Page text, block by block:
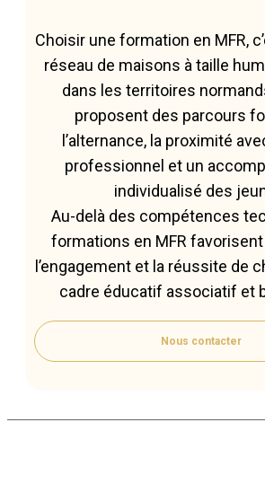
Choisir une formation en MFR,
réseau de maisons à taille
dans les territoires
proposent des parcours
l’alternance, la proximité
professionnel et un
individualisé des
Au-delà des compétences
formations en MFR favorisent
l’engagement et la réussite de
cadre éducatif associatif et
Nous contacter